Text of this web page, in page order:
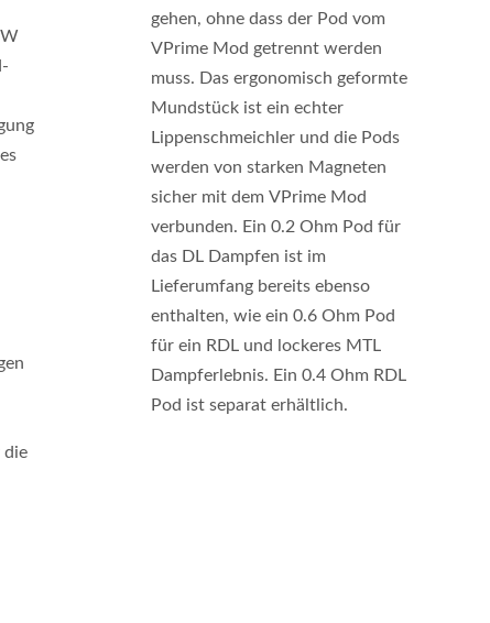
die
gehen, ohne dass der Pod vom
VPrime Mod getrennt werden
muss. Das ergonomisch geformte
Mundstück ist ein echter
Lippenschmeichler und die Pods
werden von starken Magneten
sicher mit dem VPrime Mod
verbunden. Ein 0.2 Ohm Pod für
das DL Dampfen ist im
Lieferumfang bereits ebenso
enthalten, wie ein 0.6 Ohm Pod
für ein RDL und lockeres MTL
Dampferlebnis. Ein 0.4 Ohm RDL
Pod ist separat erhältlich.